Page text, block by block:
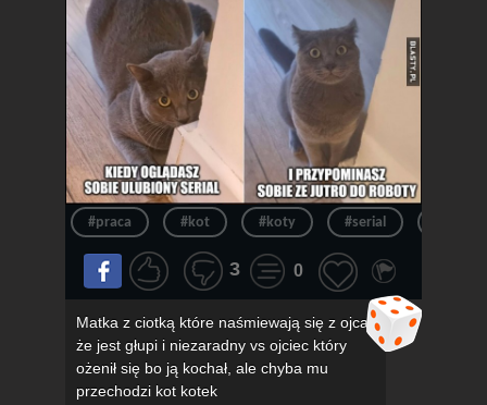
#praca #kot #koty #serial
3 0
Matka z ciotką które naśmiewają się z ojca,
że jest głupi i niezaradny vs ojciec który
ożenił się bo ją kochał, ale chyba mu
przechodzi kot kotek